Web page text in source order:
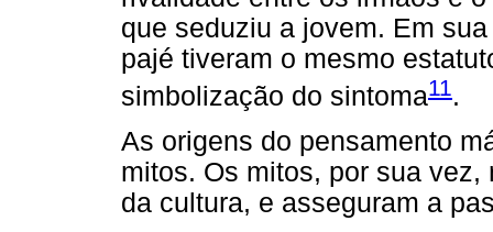
que seduziu a jovem. Em
pajé tiveram o mesmo
simbolização do sintoma11 .
As origens do pensamento
mitos. Os mitos, por sua
da cultura, e asseguram a